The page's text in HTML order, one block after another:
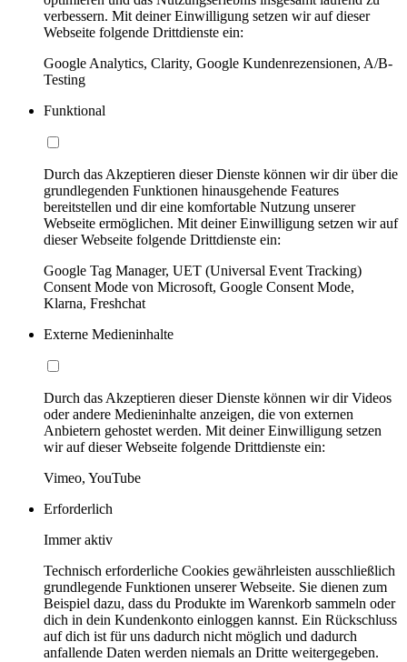
verbessern. Mit deiner Einwilligung setzen wir auf dieser
Webseite folgende Drittdienste ein:
Google Analytics, Clarity, Google Kundenrezensionen, A/B-
Testing
Funktional
Durch das Akzeptieren dieser Dienste können wir dir über die
grundlegenden Funktionen hinausgehende Features
bereitstellen und dir eine komfortable Nutzung unserer
Webseite ermöglichen. Mit deiner Einwilligung setzen wir auf
dieser Webseite folgende Drittdienste ein:
Google Tag Manager, UET (Universal Event Tracking)
Consent Mode von Microsoft, Google Consent Mode,
Klarna, Freshchat
Externe Medieninhalte
Durch das Akzeptieren dieser Dienste können wir dir Videos
oder andere Medieninhalte anzeigen, die von externen
Anbietern gehostet werden. Mit deiner Einwilligung setzen
wir auf dieser Webseite folgende Drittdienste ein:
Vimeo, YouTube
Erforderlich
Immer aktiv
Technisch erforderliche Cookies gewährleisten ausschließlich
grundlegende Funktionen unserer Webseite. Sie dienen zum
Beispiel dazu, dass du Produkte im Warenkorb sammeln oder
dich in dein Kundenkonto einloggen kannst. Ein Rückschluss
auf dich ist für uns dadurch nicht möglich und dadurch
anfallende Daten werden niemals an Dritte weitergegeben.